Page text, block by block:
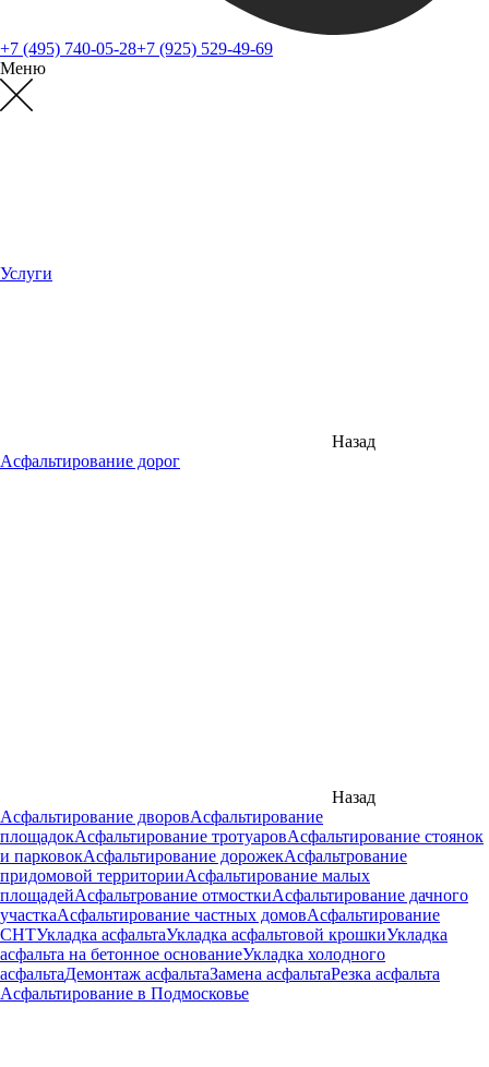
+7 (495) 740-05-28+7 (925) 529-49-69
Меню
Услуги
Назад
Асфальтирование дорог
Назад
Асфальтирование дворовАсфальтирование
площадокАсфальтирование тротуаровАсфальтирование стоянок
и парковокАсфальтирование дорожекАсфальтрование
придомовой территорииАсфальтирование малых
площадейАсфальтрование отмосткиАсфальтирование дачного
участкаАсфальтирование частных домовАсфальтирование
СНТУкладка асфальтаУкладка асфальтовой крошкиУкладка
асфальта на бетонное основаниеУкладка холодного
асфальтаДемонтаж асфальтаЗамена асфальтаРезка асфальта
Асфальтирование в Подмосковье